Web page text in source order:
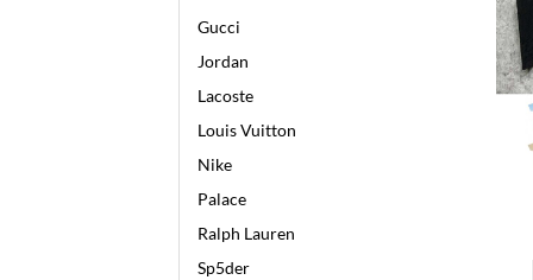
Gucci
Jordan
Lacoste
Louis Vuitton
Nike
Palace
Ralph Lauren
Sp5der